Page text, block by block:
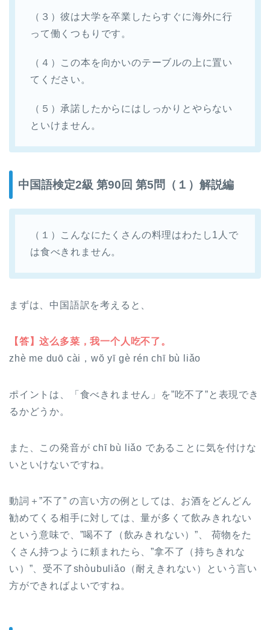
（３）彼は大学を卒業したらすぐに海外に行
って働くつもりです。
（４）この本を向かいのテーブルの上に置い
てください。
（５）承諾したからにはしっかりとやらない
といけません。
中国語検定2級 第90回 第5問（１）解説編
（１）こんなにたくさんの料理はわたし1人で
は食べきれません。
まずは、中国語訳を考えると、
【答】这么多菜，我一个人吃不了。
zhè me duō cài，wŏ yī gè rén chī bù liǎo
ポイントは、 「食べきれません」 を”吃不了” と表現でき
るかどうか。
また、この発音が chī bù liǎo であることに気を付けな
いといけないですね。
動詞＋”不了” の言い方の例としては、お酒をどんどん
勧めてくる相手に対しては、量が多くて飲みきれない
という意味で、 ”喝不了（飲みきれない）” 、 荷物をた
くさん持つように頼まれたら、”拿不了（持ちきれな
い）”
受不了shòubuliǎo（耐えきれない）
という言い
方ができればよいですね。